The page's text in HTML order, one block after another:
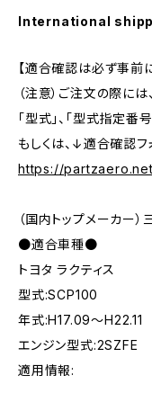
International
【適合確認は必ず事前
（注意）ご注文の際に
「型式」、「型式指定番
もしくは、↓適合確認
https://
（国内トップメーカー
●適合車種●
トヨタ ラクティス
型式:SCP100
年式:H17.09～H22.11
エンジン型式:2SZFE
適用情報: